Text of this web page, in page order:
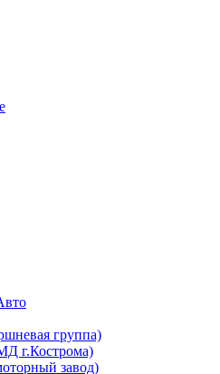
группа)
г.Кострома)
завод)